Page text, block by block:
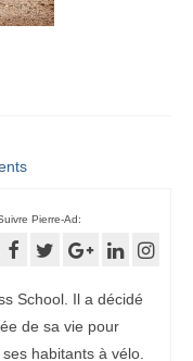
Pierre-Ad:
School. Il a décidé
de sa vie pour
habitants à vélo.